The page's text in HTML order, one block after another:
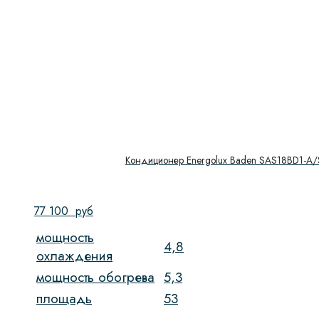
Кондиционер Energolux Baden SAS18BD1-A/
77 100 руб
мощность
охлаждения
4,8
мощность обогрева 5,3
площадь
53